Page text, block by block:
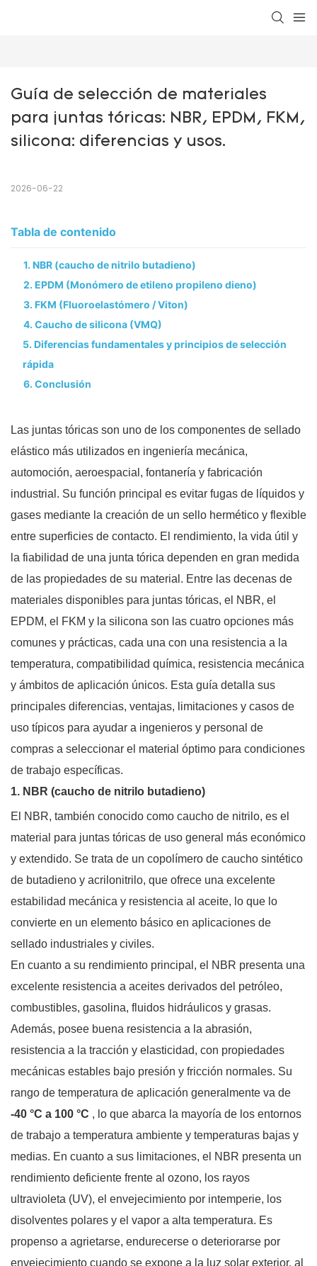
Guía de selección de materiales
para juntas tóricas: NBR, EPDM, FKM,
silicona: diferencias y usos.
2026-06-22
Tabla de contenido
1. NBR (caucho de nitrilo butadieno)
2. EPDM (Monómero de etileno propileno dieno)
3. FKM (Fluoroelastómero / Viton)
4. Caucho de silicona (VMQ)
5. Diferencias fundamentales y principios de selección
rápida
6. Conclusión
Las juntas tóricas son uno de los componentes de sellado
elástico más utilizados en ingeniería mecánica,
automoción, aeroespacial, fontanería y fabricación
industrial. Su función principal es evitar fugas de líquidos y
gases mediante la creación de un sello hermético y flexible
entre superficies de contacto. El rendimiento, la vida útil y
la fiabilidad de una junta tórica dependen en gran medida
de las propiedades de su material. Entre las decenas de
materiales disponibles para juntas tóricas, el NBR, el
EPDM, el FKM y la silicona son las cuatro opciones más
comunes y prácticas, cada una con una resistencia a la
temperatura, compatibilidad química, resistencia mecánica
y ámbitos de aplicación únicos. Esta guía detalla sus
principales diferencias, ventajas, limitaciones y casos de
uso típicos para ayudar a ingenieros y personal de
compras a seleccionar el material óptimo para condiciones
de trabajo específicas.
1. NBR (caucho de nitrilo butadieno)
El NBR, también conocido como caucho de nitrilo, es el
material para juntas tóricas de uso general más económico
y extendido. Se trata de un copolímero de caucho sintético
de butadieno y acrilonitrilo, que ofrece una excelente
estabilidad mecánica y resistencia al aceite, lo que lo
convierte en un elemento básico en aplicaciones de
sellado industriales y civiles.
En cuanto a su rendimiento principal, el NBR presenta una
excelente resistencia a aceites derivados del petróleo,
combustibles, gasolina, fluidos hidráulicos y grasas.
Además, posee buena resistencia a la abrasión,
resistencia a la tracción y elasticidad, con propiedades
mecánicas estables bajo presión y fricción normales. Su
rango de temperatura de aplicación generalmente va de
-40 °C a 100 °C , lo que abarca la mayoría de los entornos
de trabajo a temperatura ambiente y temperaturas bajas y
medias. En cuanto a sus limitaciones, el NBR presenta un
rendimiento deficiente frente al ozono, los rayos
ultravioleta (UV), el envejecimiento por intemperie, los
disolventes polares y el vapor a alta temperatura. Es
propenso a agrietarse, endurecerse o deteriorarse por
envejecimiento cuando se expone a la luz solar exterior, al